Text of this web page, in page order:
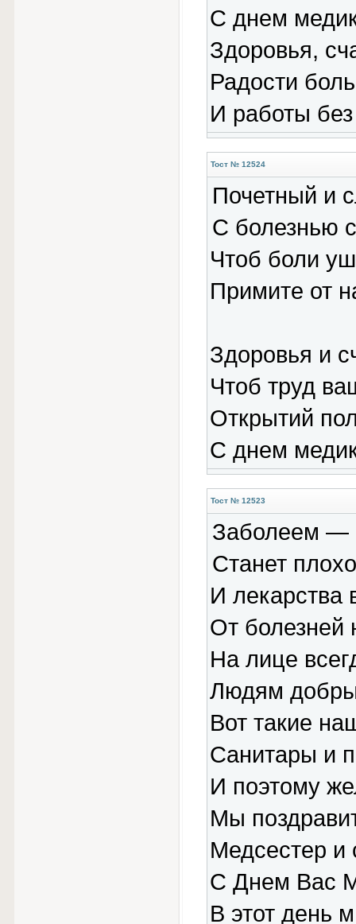
С днем
Здоровья,
Радости
И работы
Тост № 12524
Почетный и
С болезнью
Чтоб боли
Примите от
Здоровья и
Чтоб труд
Открытий
С днем
Тост № 12523
Заболеем —
Станет
И лекарства
От болезней
На лице
Людям
Вот такие
Санитары и
И поэтому
Мы
Медсестер
С Днем Вас
В этот день